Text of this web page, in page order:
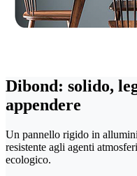
Dibond: solido,
appendere
Un pannello rigido in
resistente agli agenti
ecologico.